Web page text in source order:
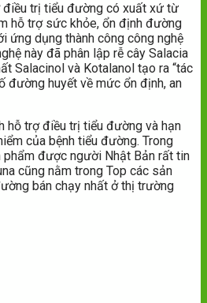
điều trị tiểu đường có xuất xứ từ
hỗ trợ sức khỏe, ổn định đường
ứng dụng thành công công nghệ
này đã phân lập rễ cây Salacia
Salacinol và Kotalanol tạo ra “tác
đường huyết về mức ổn định, an
hỗ trợ điều trị tiểu đường và hạn
của bệnh tiểu đường. Trong
phẩm được người Nhật Bản rất tin
cũng nằm trong Top các sản
bán chạy nhất ở thị trường